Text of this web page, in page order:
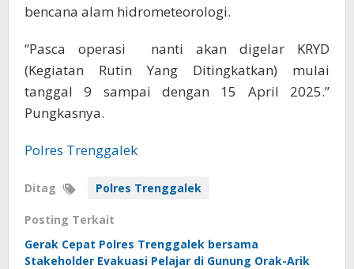
bencana alam hidrometeorologi.
“Pasca operasi nanti akan digelar KRYD
(Kegiatan Rutin Yang Ditingkatkan) mulai
tanggal 9 sampai dengan 15 April 2025.”
Pungkasnya.
Polres Trenggalek
Ditag Polres Trenggalek
Posting Terkait
Gerak Cepat Polres Trenggalek bersama
Stakeholder Evakuasi Pelajar di Gunung Orak-Arik